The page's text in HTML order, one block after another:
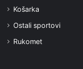
Košarka
Ostali sportovi
Rukomet